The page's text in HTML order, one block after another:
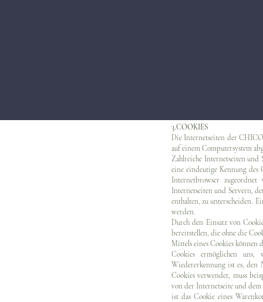
3.COOKIES
Die Internetseiten der
auf einem Computersystem
Zahlreiche Internetseiten und
eine eindeutige Kennung des
Internetbrowser
Internetseiten und Servern,
enthalten, zu unterscheiden.
werden.
Durch den Einsatz von
bereitstellen, die ohne die
Mittels eines Cookies können
Cookies ermöglichen uns,
Wiedererkennung ist es, den
Cookies verwendet, muss
von der Internetseite und dem
ist das Cookie eines